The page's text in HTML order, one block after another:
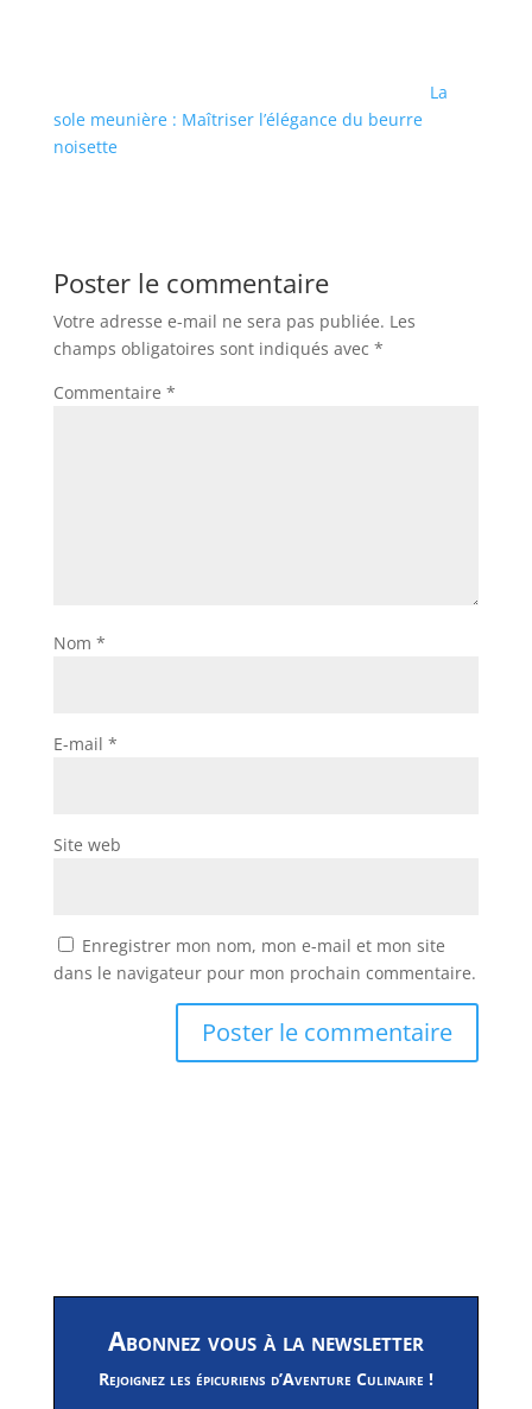
La
sole meunière : Maîtriser l’élégance du beurre
noisette
Poster le commentaire
Votre adresse e-mail ne sera pas publiée. Les
champs obligatoires sont indiqués avec *
Commentaire *
Nom *
E-mail *
Site web
Enregistrer mon nom, mon e-mail et mon site
dans le navigateur pour mon prochain commentaire.
Abonnez vous à la newsletter
Rejoignez les épicuriens d’Aventure Culinaire !